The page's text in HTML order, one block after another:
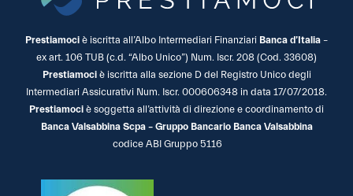
Prestiamoci è iscritta all’Albo Intermediari Finanziari Banca d’Italia –
ex art. 106 TUB (c.d. “Albo Unico”) Num. Iscr. 208 (Cod. 33608)
Prestiamociè iscritta alla sezione D del Registro Unico degli
Intermediari Assicurativi Num. Iscr. 000606348 in data 17/07/2018.
Prestiamoci è soggetta all’attività di direzione e coordinamento di
Banca Valsabbina Scpa – Gruppo Bancario Banca Valsabbina
codice ABI Gruppo 5116